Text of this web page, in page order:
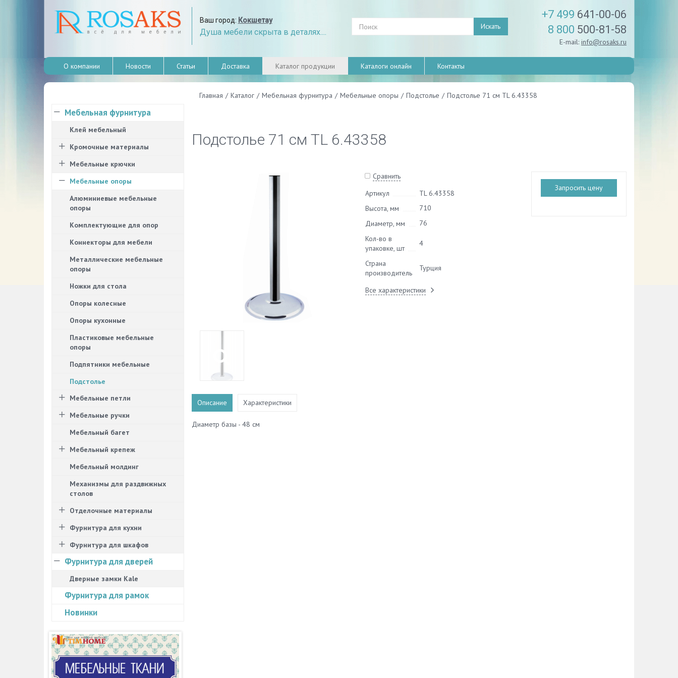
Ваш город: Кокшетау
Душа мебели скрыта в деталях....
Искать
+7 499 641-00-06
8 800 500-81-58
E-mail: info@rosaks.ru
О компании Новости Статьи Доставка Каталог продукции Каталоги онлайн Контакты
Главная / Каталог / Мебельная фурнитура / Мебельные опоры / Подстолье / Подстолье 71 см TL 6.43358
Подстолье 71 см TL 6.43358
Сравнить
Артикул
TL 6.43358
Высота, мм
710
Диаметр, мм
76
Кол-во в
упаковке, шт
4
Страна
производитель
Турция
Все характеристики
Запросить цену
Описание Характеристики
Диаметр базы - 48 см
Мебельная фурнитура
Клей мебельный
Кромочные материалы
Мебельные крючки
Мебельные опоры
Алюминиевые мебельные
опоры
Комплектующие для опор
Коннекторы для мебели
Металлические мебельные
опоры
Ножки для стола
Опоры колесные
Опоры кухонные
Пластиковые мебельные
опоры
Подпятники мебельные
Подстолье
Мебельные петли
Мебельные ручки
Мебельный багет
Мебельный крепеж
Мебельный молдинг
Механизмы для раздвижных
столов
Отделочные материалы
Фурнитура для кухни
Фурнитура для шкафов
Фурнитура для дверей
Дверные замки Kale
Фурнитура для рамок
Новинки